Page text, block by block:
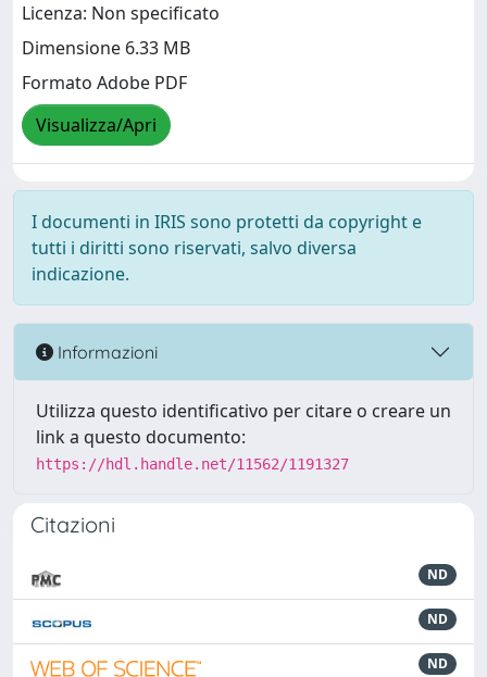
Licenza: Non specificato
Dimensione 6.33 MB
Formato Adobe PDF
Visualizza/Apri
I documenti in IRIS sono protetti da copyright e
tutti i diritti sono riservati, salvo diversa
indicazione.
Informazioni
Utilizza questo identificativo per citare o creare un
link a questo documento:
https://hdl.handle.net/11562/1191327
Citazioni
ND
ND
ND